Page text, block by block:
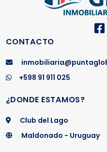
CONTACTO
+598 91 911 025
¿DONDE ESTAMOS?
Club del Lago
Maldonado - Uruguay